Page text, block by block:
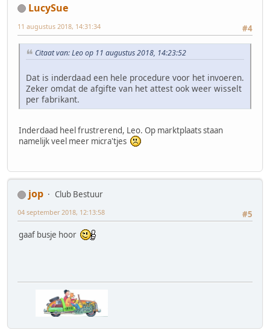
LucySue
#4
11 augustus 2018, 14:31:34
Citaat van: Leo op 11 augustus 2018, 14:23:52
Dat is inderdaad een hele procedure voor het invoeren.
Zeker omdat de afgifte van het attest ook weer wisselt
per fabrikant.
Inderdaad heel frustrerend, Leo. Op marktplaats staan
namelijk veel meer micra'tjes
jop
Club Bestuur
#5
04 september 2018, 12:13:58
gaaf busje hoor